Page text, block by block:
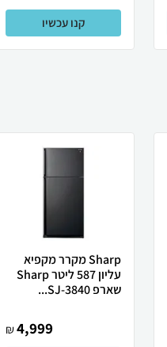
קנו עכשיו
Sharp מקרר מקפיא
עליון 587 ליטר Sharp
שארפ SJ-3840...
4,999
₪